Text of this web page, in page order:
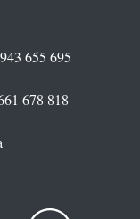
655 695
678 818